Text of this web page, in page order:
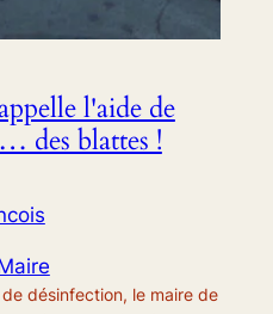
l'aide de
des blattes !
désinfection, le maire de